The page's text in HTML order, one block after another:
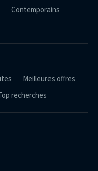
Contemporains
Meilleures offres
recherches